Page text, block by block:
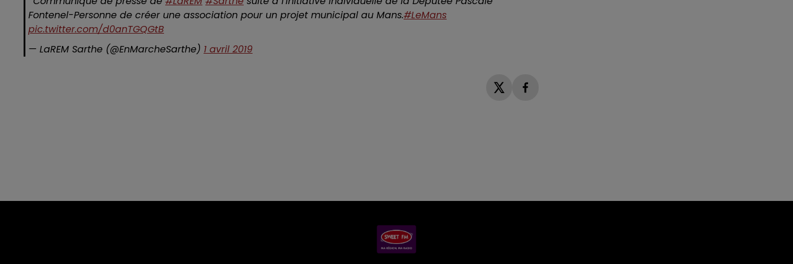
Fontenel-Personne de créer une association pour un projet municipal au Mans.#LeMans
pic.twitter.com/d0anTGQGtB
— LaREM Sarthe (@EnMarcheSarthe) 1 avril 2019